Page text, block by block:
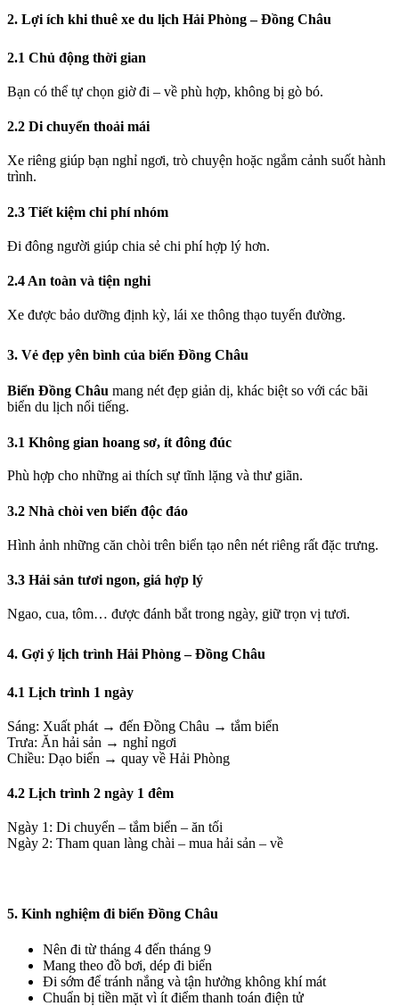
2. Lợi ích khi thuê xe du lịch Hải Phòng – Đồng Châu
2.1 Chủ động thời gian
Bạn có thể tự chọn giờ đi – về phù hợp, không bị gò bó.
2.2 Di chuyển thoải mái
Xe riêng giúp bạn nghỉ ngơi, trò chuyện hoặc ngắm cảnh suốt hành
trình.
2.3 Tiết kiệm chi phí nhóm
Đi đông người giúp chia sẻ chi phí hợp lý hơn.
2.4 An toàn và tiện nghi
Xe được bảo dưỡng định kỳ, lái xe thông thạo tuyến đường.
3. Vẻ đẹp yên bình của biển Đồng Châu
Biển Đồng Châu mang nét đẹp giản dị, khác biệt so với các bãi
biển du lịch nổi tiếng.
3.1 Không gian hoang sơ, ít đông đúc
Phù hợp cho những ai thích sự tĩnh lặng và thư giãn.
3.2 Nhà chòi ven biển độc đáo
Hình ảnh những căn chòi trên biển tạo nên nét riêng rất đặc trưng.
3.3 Hải sản tươi ngon, giá hợp lý
Ngao, cua, tôm… được đánh bắt trong ngày, giữ trọn vị tươi.
4. Gợi ý lịch trình Hải Phòng – Đồng Châu
4.1 Lịch trình 1 ngày
Sáng: Xuất phát → đến Đồng Châu → tắm biển
Trưa: Ăn hải sản → nghỉ ngơi
Chiều: Dạo biển → quay về Hải Phòng
4.2 Lịch trình 2 ngày 1 đêm
Ngày 1: Di chuyển – tắm biển – ăn tối
Ngày 2: Tham quan làng chài – mua hải sản – về
5. Kinh nghiệm đi biển Đồng Châu
Nên đi từ tháng 4 đến tháng 9
Mang theo đồ bơi, dép đi biển
Đi sớm để tránh nắng và tận hưởng không khí mát
Chuẩn bị tiền mặt vì ít điểm thanh toán điện tử